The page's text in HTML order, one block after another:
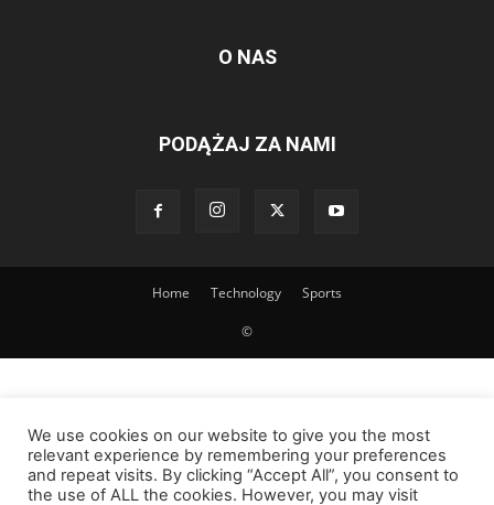
O NAS
PODĄŻAJ ZA NAMI
Home Technology Sports
©
We use cookies on our website to give you the most
relevant experience by remembering your preferences
and repeat visits. By clicking “Accept All”, you consent to
the use of ALL the cookies. However, you may visit